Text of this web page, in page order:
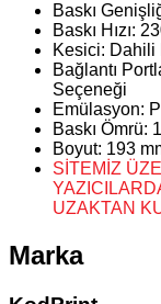
Baskı
Baskı Hızı:
Kesici: Dahili
Bağlantı
Seçeneği
Emülasyon:
Baskı Ömrü:
Boyut: 193
SİTEMİZ
UZAKTAN
Marka